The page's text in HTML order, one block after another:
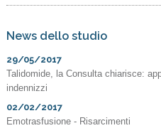
News dello studio
29/05/2017
Talidomide, la Consulta chiarisce:
indennizzi
02/02/2017
Emotrasfusione - Risarcimenti